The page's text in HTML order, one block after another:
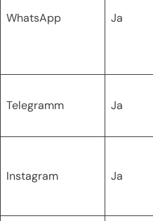
WhatsApp Ja
Telegramm Ja
Instagram Ja